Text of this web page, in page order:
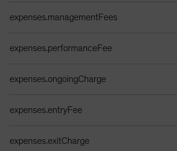
expenses.managementFees
expenses.performanceFee
expenses.ongoingCharge
expenses.entryFee
expenses.exitCharge